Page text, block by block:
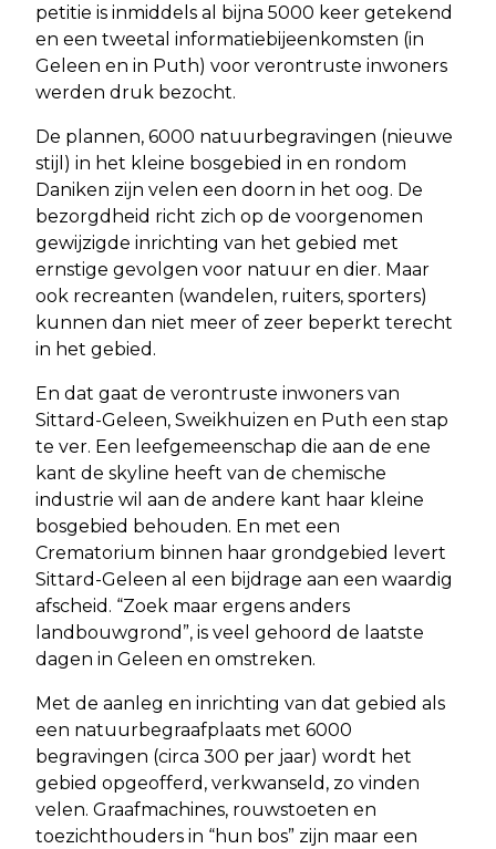
petitie is inmiddels al bijna 5000 keer getekend
en een tweetal informatiebijeenkomsten (in
Geleen en in Puth) voor verontruste inwoners
werden druk bezocht.
De plannen, 6000 natuurbegravingen (nieuwe
stijl) in het kleine bosgebied in en rondom
Daniken zijn velen een doorn in het oog. De
bezorgdheid richt zich op de voorgenomen
gewijzigde inrichting van het gebied met
ernstige gevolgen voor natuur en dier. Maar
ook recreanten (wandelen, ruiters, sporters)
kunnen dan niet meer of zeer beperkt terecht
in het gebied.
En dat gaat de verontruste inwoners van
Sittard-Geleen, Sweikhuizen en Puth een stap
te ver. Een leefgemeenschap die aan de ene
kant de skyline heeft van de chemische
industrie wil aan de andere kant haar kleine
bosgebied behouden. En met een
Crematorium binnen haar grondgebied levert
Sittard-Geleen al een bijdrage aan een waardig
afscheid. “Zoek maar ergens anders
landbouwgrond”, is veel gehoord de laatste
dagen in Geleen en omstreken.
Met de aanleg en inrichting van dat gebied als
een natuurbegraafplaats met 6000
begravingen (circa 300 per jaar) wordt het
gebied opgeofferd, verkwanseld, zo vinden
velen. Graafmachines, rouwstoeten en
toezichthouders in “hun bos” zijn maar een